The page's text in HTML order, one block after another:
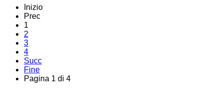
Inizio
Prec
1
2
3
4
Succ
Fine
Pagina 1 di 4